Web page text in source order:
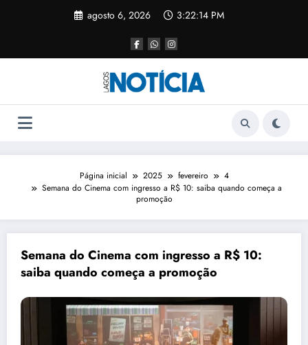
agosto 6, 2026 3:22:15 PM
Página inicial 2025 fevereiro
4
Semana do Cinema com ingresso a R$ 10: saiba quando começa a
promoção
Semana do Cinema com ingresso a R$ 10:
saiba quando começa a promoção